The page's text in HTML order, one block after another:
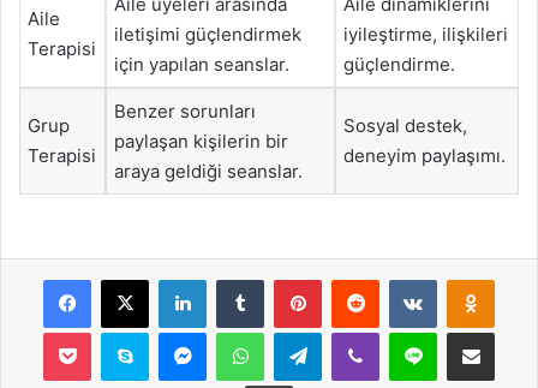
Aile
Terapisi
iletişimi güçlendirmek
için yapılan seanslar.
iyileştirme, ilişkileri
güçlendirme.
Grup
Terapisi
Benzer sorunları
paylaşan kişilerin bir
araya geldiği seanslar.
Sosyal destek,
deneyim paylaşımı.
Facebook
X LinkedInTumblr PinterestReddit VKontakte
Pocket Skype MessengerWhatsAppTelegramViber Line E-Posta ile
Yazdır